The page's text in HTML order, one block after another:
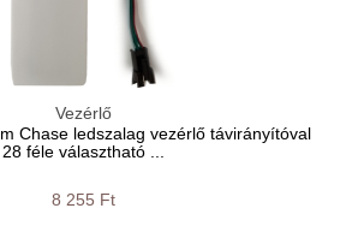
Vezérlő
Chase ledszalag vezérlő távirányítóval
28 féle választható ...
8 255 Ft